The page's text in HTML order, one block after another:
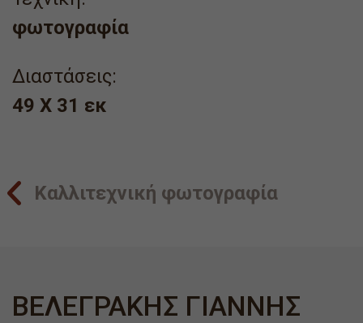
φωτογραφία
Διαστάσεις:
49 X 31 εκ
Καλλιτεχνική φωτογραφία
ΒΕΛΕΓΡΑΚΗΣ ΓΙΑΝΝΗΣ